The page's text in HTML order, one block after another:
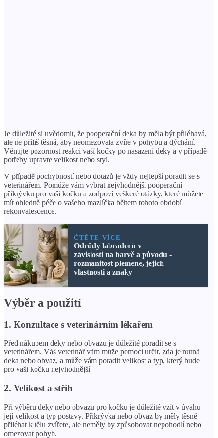
Je důležité si uvědomit, že pooperační deka by měla být přiléhavá,
ale ne příliš těsná, aby neomezovala zvíře v pohybu a dýchání.
Věnujte pozornost reakci vaší kočky po nasazení deky a v případě
potřeby upravte velikost nebo styl.
V případě pochybností nebo dotazů je vždy nejlepší poradit se s
veterinářem. Pomůže vám vybrat nejvhodnější pooperační
přikrývku pro vaši kočku a zodpoví veškeré otázky, které můžete
mít ohledně péče o vašeho mazlíčka během tohoto období
rekonvalescence.
ČTĚTE VÍCE
Odrůdy labradorů v
závislosti na barvě a původu -
rozmanitost plemene, jejich
vlastnosti a znaky
Výběr a použití
1. Konzultace s veterinárním lékařem
Před nákupem deky nebo obvazu je důležité poradit se s
veterinářem. Váš veterinář vám může pomoci určit, zda je nutná
deka nebo obvaz, a může vám poradit velikost a typ, který bude
pro vaši kočku nejvhodnější.
2. Velikost a střih
Při výběru deky nebo obvazu pro kočku je důležité vzít v úvahu
její velikost a typ postavy. Přikrývka nebo obvaz by měly těsně
přiléhat k tělu zvířete, ale neměly by způsobovat nepohodlí nebo
omezovat pohyb.